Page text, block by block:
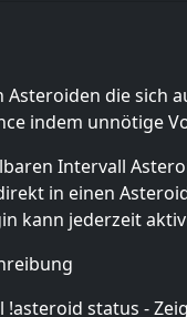
die sich
indem unnötige
Intervall
in einen
kann jederzeit
status -